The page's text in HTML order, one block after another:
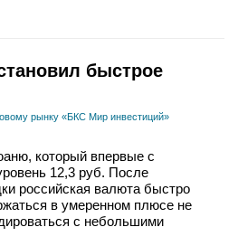
быстрое
рынку «БКС Мир инвестиций»
который впервые с
12,3 руб. После
российская валюта быстро
в умеренном плюсе не
с небольшими